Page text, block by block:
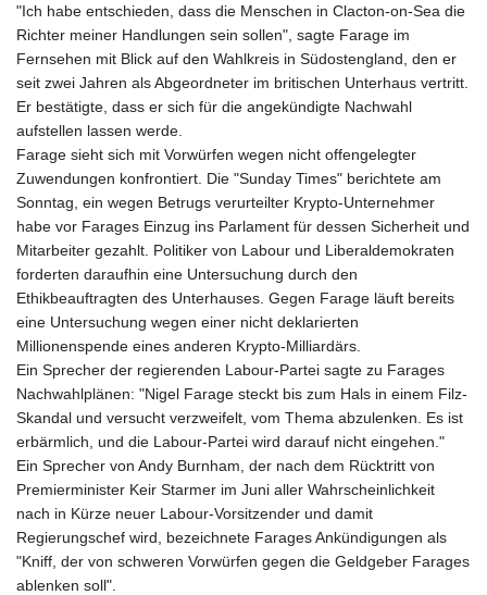
IMP 0.85592
INR 109.826937
IQD 1510.035474
IRR
1584183.343658
JEP 0.85592
JMD 182.603882
JOD 0.816933
JPY 182.568546
KES 149.07919
KGS 100.76524
KHR 4670.680341
KMF 492.015232
KRW 1639.987341
KWD 0.35682
KYD 0.960029
KZT 539.828682
LAK 26043.936302
LBP
103184.797064
LKR 386.957729
LRD 209.279064
LSL 18.827806
"Ich habe entschieden, dass die Menschen in Clacton-on-Sea die
Richter meiner Handlungen sein sollen", sagte Farage im
Fernsehen mit Blick auf den Wahlkreis in Südostengland, den er
seit zwei Jahren als Abgeordneter im britischen Unterhaus vertritt.
Er bestätigte, dass er sich für die angekündigte Nachwahl
aufstellen lassen werde.
Farage sieht sich mit Vorwürfen wegen nicht offengelegter
Zuwendungen konfrontiert. Die "Sunday Times" berichtete am
Sonntag, ein wegen Betrugs verurteilter Krypto-Unternehmer
habe vor Farages Einzug ins Parlament für dessen Sicherheit und
Mitarbeiter gezahlt. Politiker von Labour und Liberaldemokraten
forderten daraufhin eine Untersuchung durch den
Ethikbeauftragten des Unterhauses. Gegen Farage läuft bereits
eine Untersuchung wegen einer nicht deklarierten
Millionenspende eines anderen Krypto-Milliardärs.
Ein Sprecher der regierenden Labour-Partei sagte zu Farages
Nachwahlplänen: "Nigel Farage steckt bis zum Hals in einem Filz-
Skandal und versucht verzweifelt, vom Thema abzulenken. Es ist
erbärmlich, und die Labour-Partei wird darauf nicht eingehen."
Ein Sprecher von Andy Burnham, der nach dem Rücktritt von
Premierminister Keir Starmer im Juni aller Wahrscheinlichkeit
nach in Kürze neuer Labour-Vorsitzender und damit
Regierungschef wird, bezeichnete Farages Ankündigungen als
"Kniff, der von schweren Vorwürfen gegen die Geldgeber Farages
ablenken soll".